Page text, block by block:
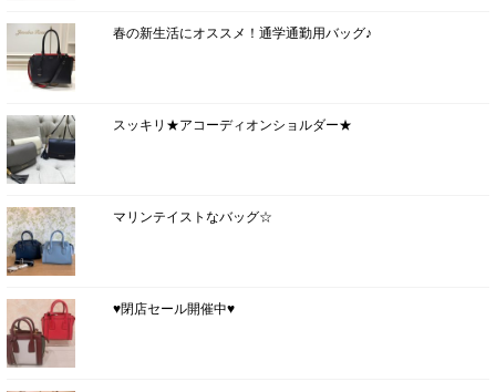
春の新生活にオススメ！通学通勤用バッグ♪
スッキリ★アコーディオンショルダー★
マリンテイストなバッグ☆
♥閉店セール開催中♥